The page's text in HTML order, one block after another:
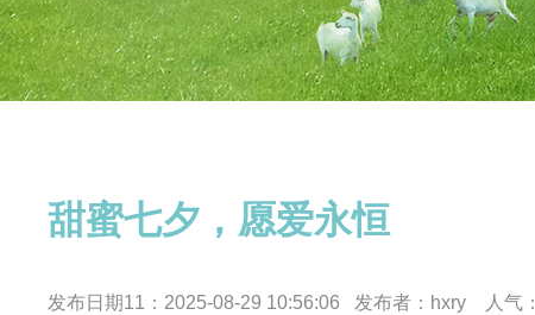
甜蜜七夕，愿爱永恒
发布日期11：2025-08-29 10:56:06 发布者：hxry 人气：